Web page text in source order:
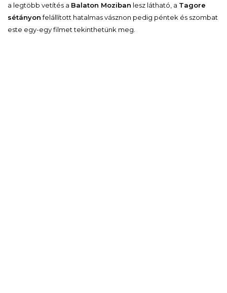
a legtöbb vetítés a Balaton Moziban lesz látható, a Tagore
sétányonfelállított hatalmas vásznon pedig péntek és szombat
este egy-egy filmet tekinthetünk meg.